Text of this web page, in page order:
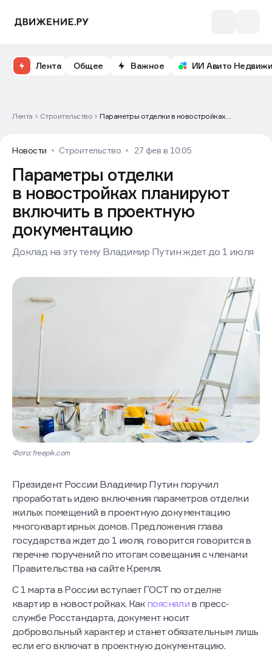
Лента Общее Важное ИИ Авито
Лента Строительство
Параметры отделки в новостройках
Новости Строительство 27 фев в 10:05
Параметры отделки
в новостройках планируют
включить в проектную
документацию
Доклад на эту тему Владимир Путин ждет до 1 июля
Фото: freepik.com
Президент России Владимир Путин поручил
проработать идею включения параметров отделки
жилых помещений в проектную документацию
многоквартирных домов. Предложения глава
государства ждет до 1 июля, говорится говорится в
перечне поручений по итогам совещания с членами
Правительства на сайте Кремля.
С 1 марта в России вступает ГОСТ по отделке
квартир в новостройках. Как пояснялив пресс-
службе Росстандарта, документ носит
добровольный характер и станет обязательным лишь
если его включат в проектную документацию.